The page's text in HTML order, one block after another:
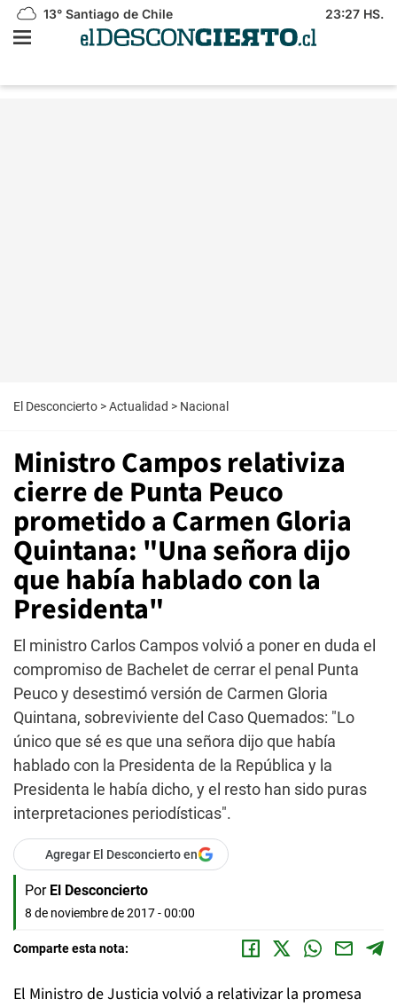
13° Santiago de Chile 23:27 HS.
El Desconcierto >Actualidad > Nacional
Ministro Campos relativiza
cierre de Punta Peuco
prometido a Carmen Gloria
Quintana: "Una señora dijo
que había hablado con la
Presidenta"
El ministro Carlos Campos volvió a poner en duda el
compromiso de Bachelet de cerrar el penal Punta
Peuco y desestimó versión de Carmen Gloria
Quintana, sobreviviente del Caso Quemados: "Lo
único que sé es que una señora dijo que había
hablado con la Presidenta de la República y la
Presidenta le había dicho, y el resto han sido puras
interpretaciones periodísticas".
Agregar El Desconcierto en
Por El Desconcierto
8 de noviembre de 2017 - 00:00
Comparte esta nota:
El Ministro de Justicia volvió a relativizar la promesa